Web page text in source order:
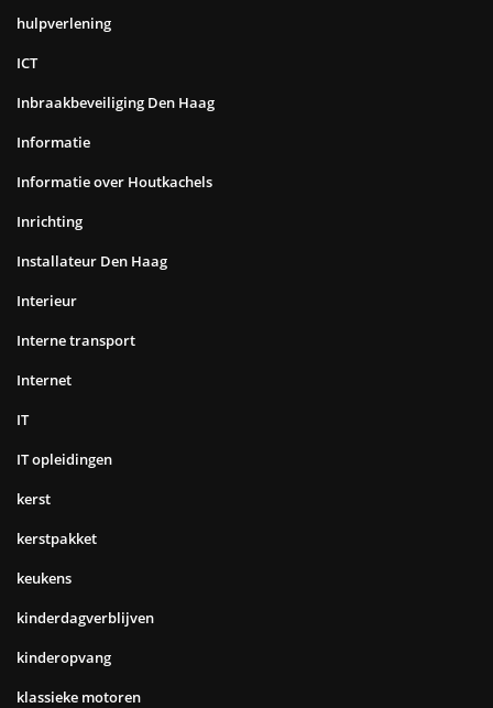
hulpverlening
ICT
Inbraakbeveiliging Den Haag
Informatie
Informatie over Houtkachels
Inrichting
Installateur Den Haag
Interieur
Interne transport
Internet
IT
IT opleidingen
kerst
kerstpakket
keukens
kinderdagverblijven
kinderopvang
klassieke motoren